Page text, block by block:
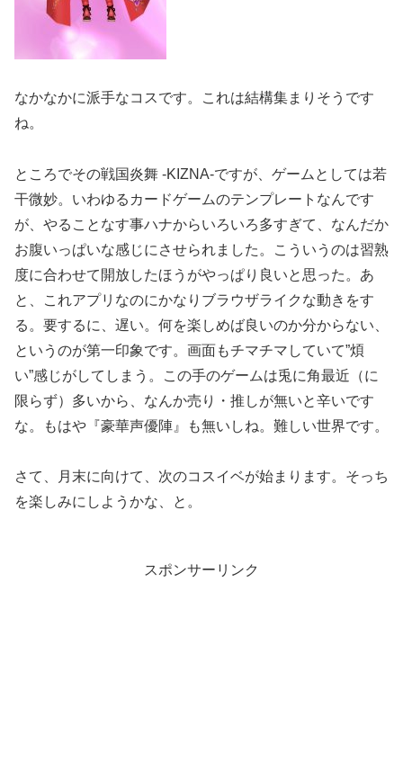
なかなかに派手なコスです。これは結構集まりそうです
ね。
ところでその戦国炎舞 -KIZNA-ですが、ゲームとしては若
干微妙。いわゆるカードゲームのテンプレートなんです
が、やることなす事ハナからいろいろ多すぎて、なんだか
お腹いっぱいな感じにさせられました。こういうのは習熟
度に合わせて開放したほうがやっぱり良いと思った。あ
と、これアプリなのにかなりブラウザライクな動きをす
る。要するに、遅い。何を楽しめば良いのか分からない、
というのが第一印象です。画面もチマチマしていて”煩
い”感じがしてしまう。この手のゲームは兎に角最近（に
限らず）多いから、なんか売り・推しが無いと辛いです
な。もはや『豪華声優陣』も無いしね。難しい世界です。
さて、月末に向けて、次のコスイベが始まります。そっち
を楽しみにしようかな、と。
スポンサーリンク